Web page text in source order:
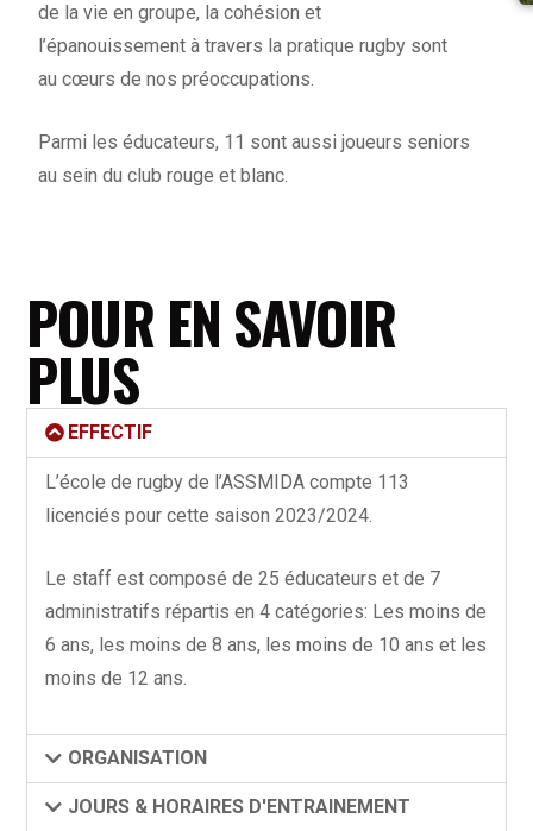
de la vie en groupe, la cohésion et
l’épanouissement à travers la pratique rugby sont
au cœurs de nos préoccupations.
Parmi les éducateurs, 11 sont aussi joueurs seniors
au sein du club rouge et blanc.
POUR EN SAVOIR
PLUS
EFFECTIF
L’école de rugby de l’ASSMIDA compte 113
licenciés pour cette saison 2023/2024.
Le staff est composé de 25 éducateurs et de 7
administratifs répartis en 4 catégories: Les moins de
6 ans, les moins de 8 ans, les moins de 10 ans et les
moins de 12 ans.
ORGANISATION
JOURS & HORAIRES D'ENTRAINEMENT